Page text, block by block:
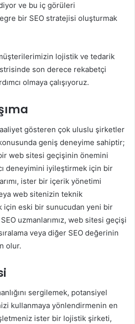
ve bu iç görüleri
bir SEO stratejisi oluşturmak
lojistik ve tedarik
son derece rekabetçi
olmaya çalışıyoruz.
gösteren çok uluslu şirketler
geniş deneyime sahiptir;
web sitesi geçişinin önemini
deneyimini iyileştirmek için bir
ister bir içerik yönetimi
web sitenizin teknik
için eski bir sunucudan yeni bir
uzmanlarımız, web sitesi geçişi
veya diğer SEO değerinin
olur.
sergilemek, potansiyel
kullanmaya yönlendirmenin en
ister bir lojistik şirketi,